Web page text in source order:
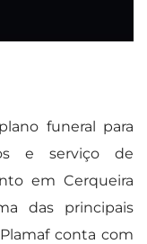
funeral para
e serviço de
em Cerqueira
das principais
conta com